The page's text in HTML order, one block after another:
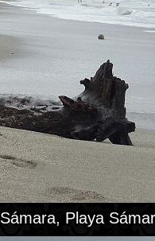
Sámara, Playa